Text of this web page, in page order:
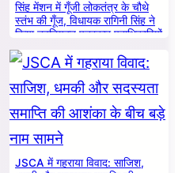
सिंह मेंशन में गूँजी लोकतंत्र के चौथे
स्तंभ की गूँज, विधायक रागिनी सिंह ने
किया नवनियुक्त पत्रकार पदाधिकारियों
का सम्मान
JSCA में गहराया विवाद: साजिश,